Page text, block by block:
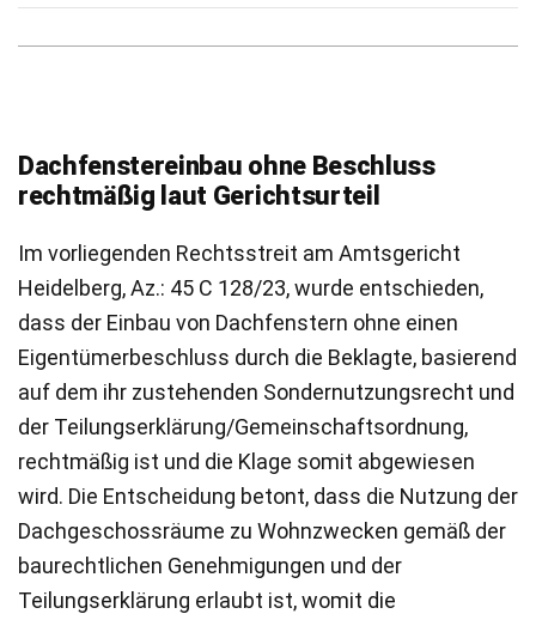
Dachfenstereinbau ohne Beschluss
rechtmäßig laut Gerichtsurteil
Im vorliegenden Rechtsstreit am Amtsgericht
Heidelberg, Az.: 45 C 128/23, wurde entschieden,
dass der Einbau von Dachfenstern ohne einen
Eigentümerbeschluss durch die Beklagte, basierend
auf dem ihr zustehenden Sondernutzungsrecht und
der Teilungserklärung/Gemeinschaftsordnung,
rechtmäßig ist und die Klage somit abgewiesen
wird. Die Entscheidung betont, dass die Nutzung der
Dachgeschossräume zu Wohnzwecken gemäß der
baurechtlichen Genehmigungen und der
Teilungserklärung erlaubt ist, womit die